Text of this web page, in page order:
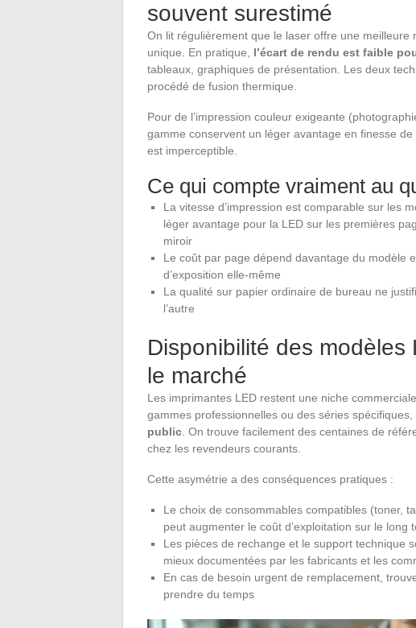
souvent surestimé
On lit régulièrement que le laser offre une
unique. En pratique, l’écart de rendu est faible
tableaux, graphiques de présentation. Les deux
procédé de fusion thermique.
Pour de l’impression couleur exigeante
gamme conservent un léger avantage en finesse
est imperceptible.
Ce qui compte vraiment au
La vitesse d’impression est comparable sur les
léger avantage pour la LED sur les premières
miroir
Le coût par page dépend davantage du modèle
d’exposition elle-même
La qualité sur papier ordinaire de bureau ne
l’autre
Disponibilité des
le marché
Les imprimantes LED restent une niche
gammes professionnelles ou des séries spécifiques,
public. On trouve facilement des centaines de
chez les revendeurs courants.
Cette asymétrie a des conséquences pratiques :
Le choix de consommables compatibles (toner,
peut augmenter le coût d’exploitation sur le long
Les pièces de rechange et le support technique
mieux documentées par les fabricants et les
En cas de besoin urgent de remplacement,
prendre du temps